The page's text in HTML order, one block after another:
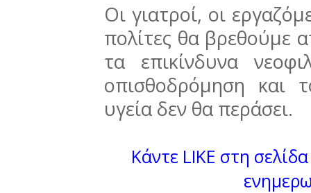
Οι γιατροί, οι
πολίτες θα βρεθούμε
τα επικίνδυνα
οπισθοδρόμηση και
υγεία δεν θα περάσει.
Κάντε LIKE στη